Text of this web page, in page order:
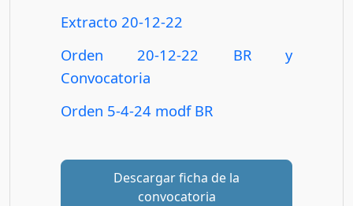
Extracto 20-12-22
Orden 20-12-22 BR y
Convocatoria
Orden 5-4-24 modf BR
Descargar ficha de la
convocatoria